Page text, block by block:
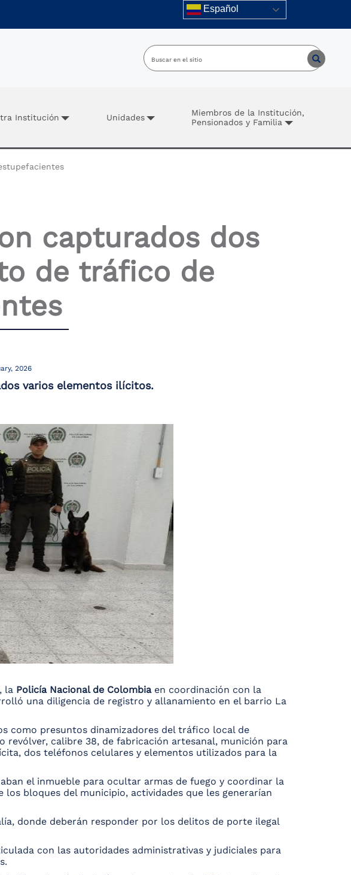
Español
Institución Unidades
Miembros de la Institución,
Pensionados y Familia
capturados dos
de tráfico de
2026
varios elementos ilícitos.
, la Policía Nacional de Colombiaen coordinación con la
una diligencia de registro y allanamiento en el barrio La
como presuntos dinamizadores del tráfico local de
calibre 38, de fabricación artesanal, munición para
dos teléfonos celulares y elementos utilizados para la
el inmueble para ocultar armas de fuego y coordinar la
bloques del municipio, actividades que les generarían
donde deberán responder por los delitos de porte ilegal
con las autoridades administrativas y judiciales para